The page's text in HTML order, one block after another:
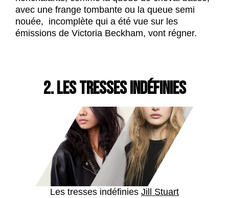
avec une frange tombante ou la queue semi
nouée, incomplète qui a été vue sur les
émissions de Victoria Beckham, vont régner.
2. LES TRESSES INDÉFINIES
Les tresses indéfinies Jill Stuart